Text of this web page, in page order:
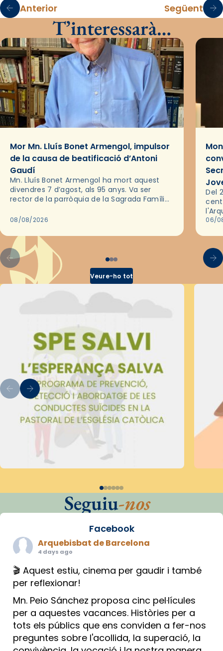
Anterior Següent
T’interessarà…
Mor Mn. Lluís Bonet Armengol, impulsor
de la causa de beatificació d’Antoni
Gaudí
Mn. Lluís Bonet Armengol ha mort aquest
divendres 7 d’agost, als 95 anys. Va ser
rector de la parròquia de la Sagrada Família
2018,…
08/08/2026
Del
les
06/
Veure-ho tot
Seguiu-nos
Facebook
Arquebisbat de Barcelona
4 days ago
🎬 Aquest estiu, cinema per gaudir i també
per reflexionar!
Mn. Peio Sánchez proposa cinc pel·lícules
per a aquestes vacances. Històries per a
tots els públics que ens conviden a fer-nos
preguntes sobre l'acollida, la superació, la